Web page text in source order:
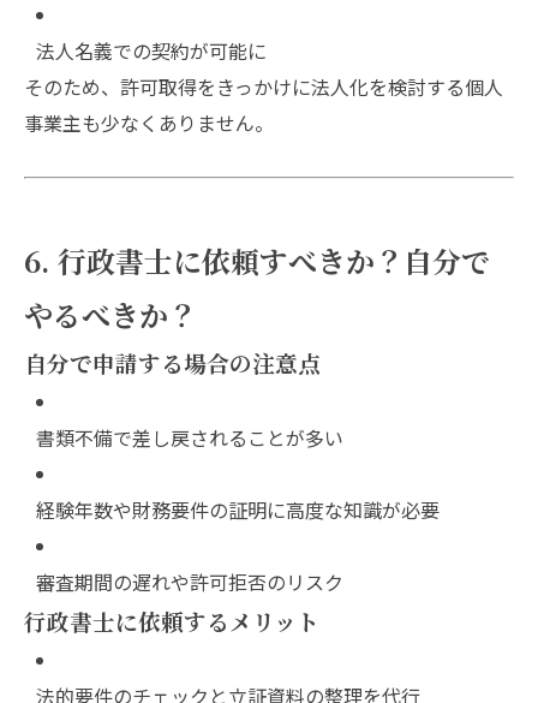
法人名義での契約が可能に
そのため、許可取得をきっかけに法人化を検討する個人
事業主も少なくありません。
6. 行政書士に依頼すべきか？自分で
やるべきか？
自分で申請する場合の注意点
書類不備で差し戻されることが多い
経験年数や財務要件の証明に高度な知識が必要
審査期間の遅れや許可拒否のリスク
行政書士に依頼するメリット
法的要件のチェックと立証資料の整理を代行